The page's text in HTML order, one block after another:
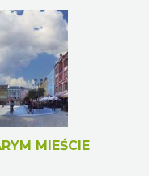
MIEŚCIE